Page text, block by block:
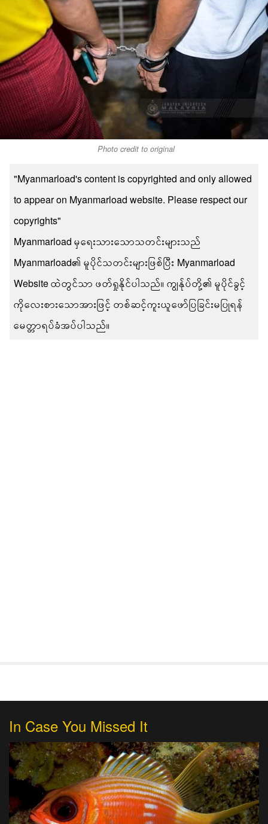
Photo credit to original
"Myanmarload's content is copyrighted and only allowed
to appear on Myanmarload website. Please respect our
copyrights"
Myanmarload မှရေးသားသောသတင်းများသည်
Myanmarload၏ မူပိုင်သတင်းများဖြစ်ပြီး Myanmarload
Website ထဲတွင်သာ ဖတ်ရှုနိုင်ပါသည်။ ကျွန်ုပ်တို့၏ မူပိုင်ခွင့်
ကိုလေးစားသောအားဖြင့် တစ်ဆင့်ကူးယူဖော်ပြခြင်းမပြုရန်
မေတ္တာရပ်ခံအပ်ပါသည်။
In Case You Missed It